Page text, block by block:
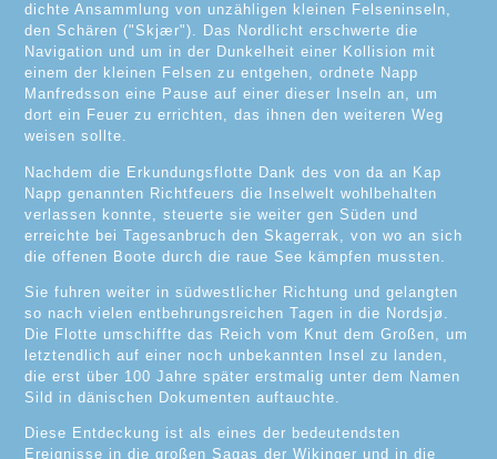
dichte Ansammlung von unzähligen kleinen Felseninseln,
den Schären ("Skjær"). Das Nordlicht erschwerte die
Navigation und um in der Dunkelheit einer Kollision mit
einem der kleinen Felsen zu entgehen, ordnete Napp
Manfredsson eine Pause auf einer dieser Inseln an, um
dort ein Feuer zu errichten, das ihnen den weiteren Weg
weisen sollte.
Nachdem die Erkundungsflotte Dank des von da an Kap
Napp genannten Richtfeuers die Inselwelt wohlbehalten
verlassen konnte, steuerte sie weiter gen Süden und
erreichte bei Tagesanbruch den Skagerrak, von wo an sich
die offenen Boote durch die raue See kämpfen mussten.
Sie fuhren weiter in südwestlicher Richtung und gelangten
so nach vielen entbehrungsreichen Tagen in die Nordsjø.
Die Flotte umschiffte das Reich vom Knut dem Großen, um
letztendlich auf einer noch unbekannten Insel zu landen,
die erst über 100 Jahre später erstmalig unter dem Namen
Sild in dänischen Dokumenten auftauchte.
Diese Entdeckung ist als eines der bedeutendsten
Ereignisse in die großen Sagas der Wikinger und in die